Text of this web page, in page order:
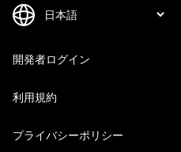
開発者ログイン
利用規約
プライバシーポリシー